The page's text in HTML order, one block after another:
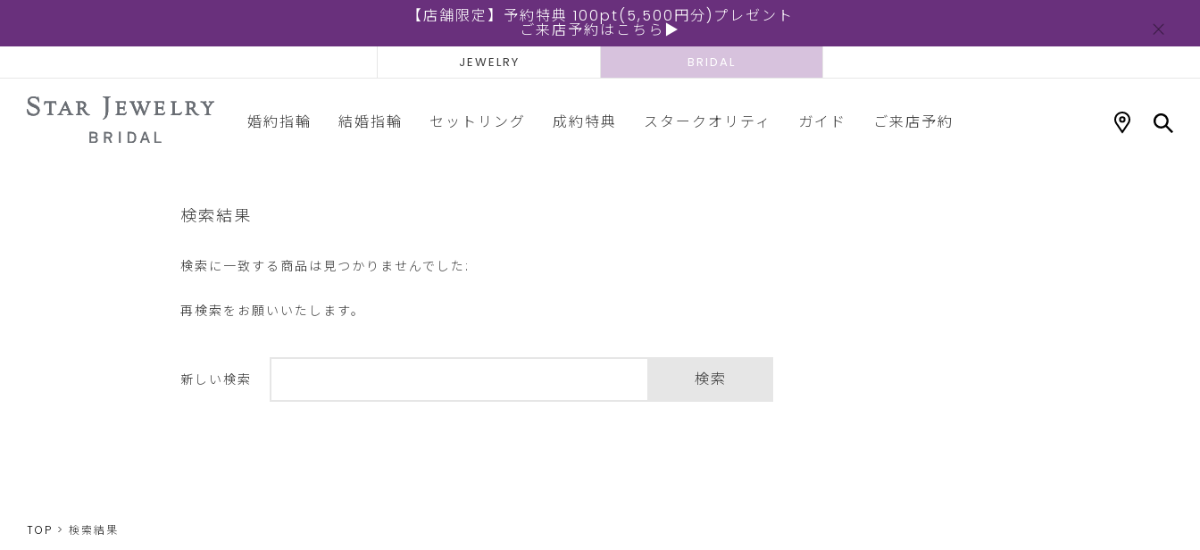
【店舗限定】予約特典 100pt(5,500円分)プレゼント
ご来店予約はこちら▶
JEWELRY BRIDAL
婚約指輪 結婚指輪 セットリング 成約特典 スタークオリティ ガイド ご来店予約
検索結果
検索に一致する商品は見つかりませんでした:
再検索をお願いいたします。
新しい検索 検索
TOP 検索結果